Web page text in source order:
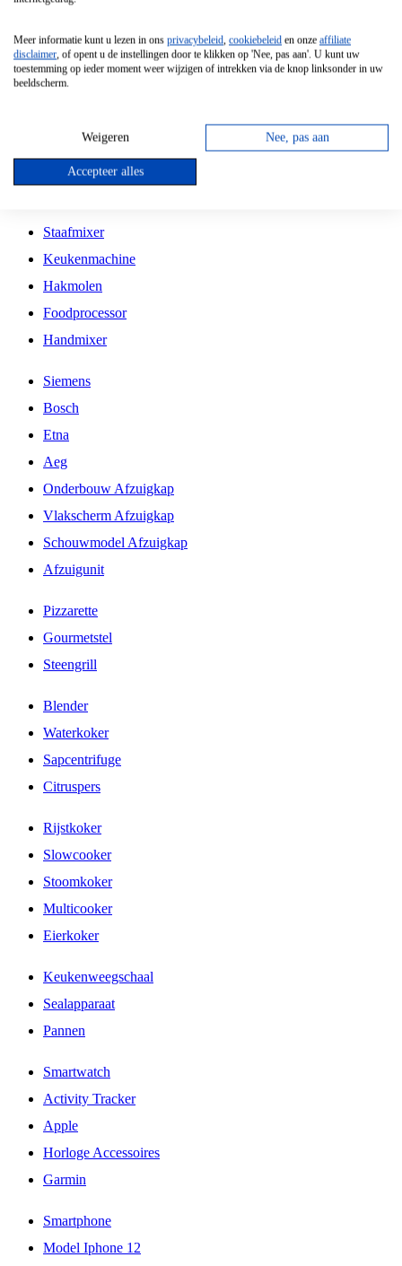
Vrijstaande Magnetron
Vrijstaande Kookplaat
Inbouw Gaskookplaat
Inbouw Keramische Kookplaat
Kookplaat Accessoires
Staafmixer
Keukenmachine
Hakmolen
Foodprocessor
Handmixer
Siemens
Bosch
Etna
Aeg
Onderbouw Afzuigkap
Vlakscherm Afzuigkap
Schouwmodel Afzuigkap
Afzuigunit
Pizzarette
Gourmetstel
Steengrill
Blender
Waterkoker
Sapcentrifuge
Citruspers
Rijstkoker
Slowcooker
Stoomkoker
Multicooker
Eierkoker
Keukenweegschaal
Sealapparaat
Pannen
Smartwatch
Activity Tracker
Apple
Horloge Accessoires
Garmin
Smartphone
Model Iphone 12
Meer informatie kunt u lezen in ons privacybeleid, cookiebeleid en onze affiliate
disclaimer, of opent u de instellingen door te klikken op 'Nee, pas aan'. U kunt uw
toestemming op ieder moment weer wijzigen of intrekken via de knop linksonder in uw
beeldscherm.
Weigeren Nee, pas aan
Accepteer alles